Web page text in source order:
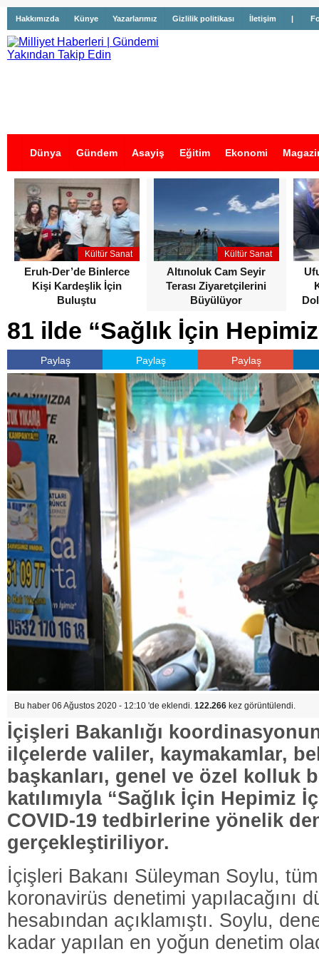
Hakkımızda Künye Yazarlarımız Gizlilik politikası İletişim |
Dünya Gündem Asayiş Eğitim Ekonomi
İş İlanları
Kültür Sanat
Eruh-Der’de Binlerce
Kişi Kardeşlik İçin
Buluştu
Kültür Sanat
Altınoluk Cam Seyir
Terası Ziyaretçilerini
Büyülüyor
81 ilde “Sağlık İçin
Paylaş Paylaş Paylaş
Bu haber 06 Ağustos 2020 - 12:10 'de eklendi. 122.266 kez görüntülendi.
İçişleri Bakanlığı
ilçelerde valiler, kaymakamlar,
başkanları, genel ve özel kolluk
katılımıyla “Sağlık İçin Hepimiz
COVID-19 tedbirlerine yönelik
gerçekleştiriliyor.
İçişleri Bakanı Süleyman Soylu,
koronavirüs denetimi yapılacağını
hesabından açıklamıştı. Soylu,
kadar yapılan en yoğun denetim